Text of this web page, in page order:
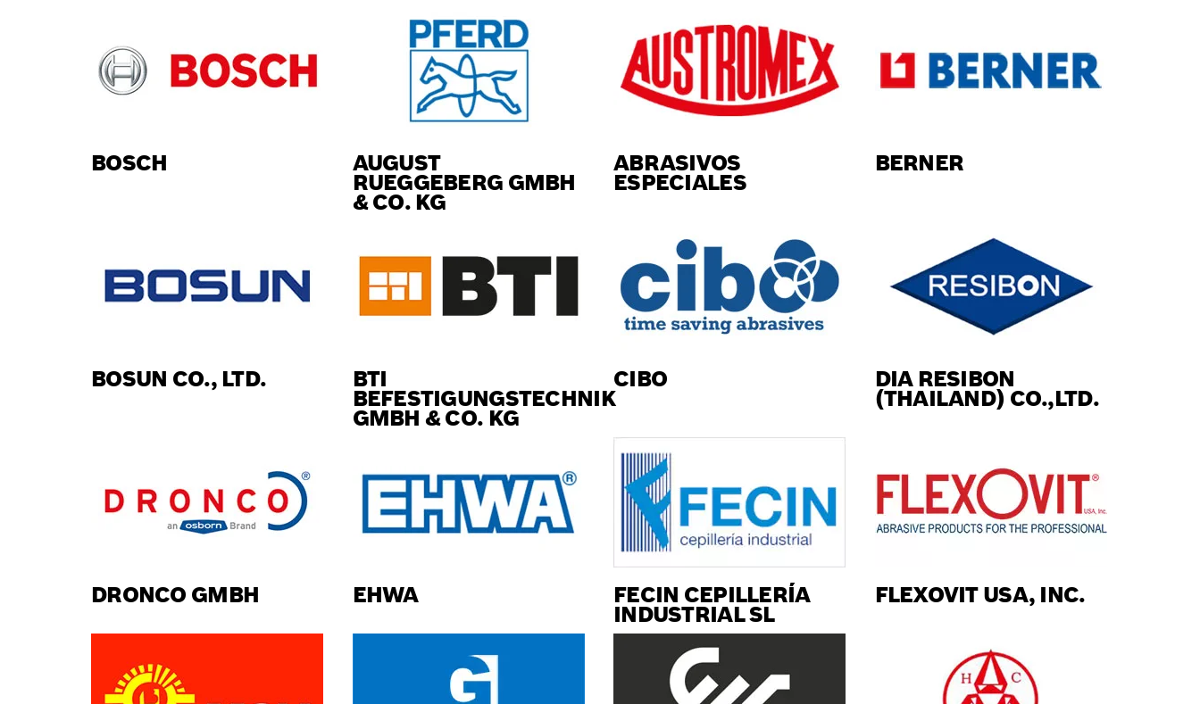
BOSCH AUGUST
RUEGGEBERG GMBH
& CO. KG
ABRASIVOS
ESPECIALES
BERNER
BOSUN CO., LTD. BTI
BEFESTIGUNGSTECHNIK
GMBH & CO. KG
CIBO DIA RESIBON
(THAILAND) CO.,LTD.
DRONCO GMBH EHWA FECIN CEPILLERÍA
INDUSTRIAL SL
FLEXOVIT USA, INC.